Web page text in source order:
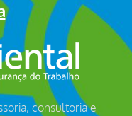
consultoria e